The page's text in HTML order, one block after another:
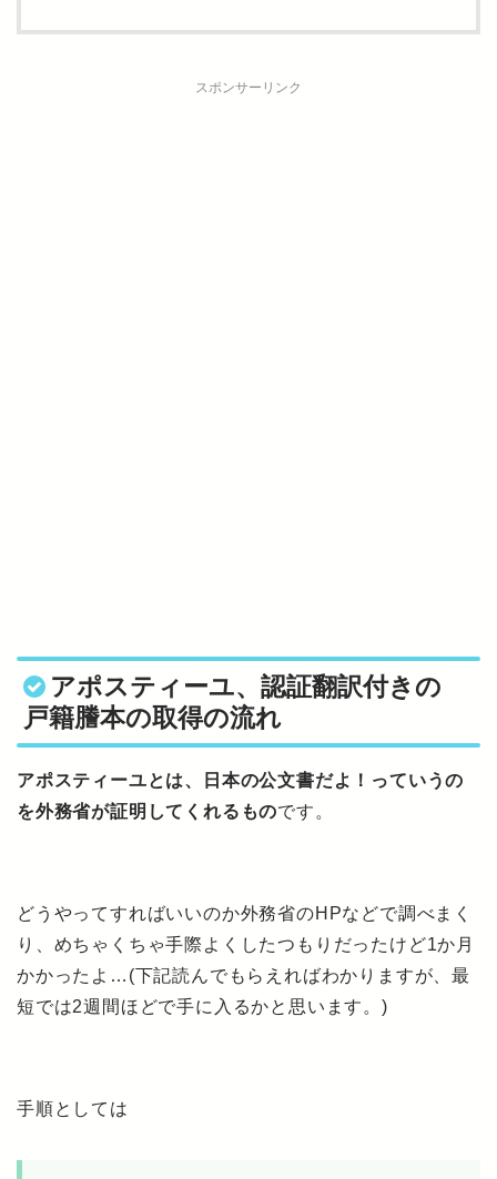
スポンサーリンク
アポスティーユ、認証翻訳付きの
戸籍謄本の取得の流れ
アポスティーユとは、日本の公文書だよ！っていうの
を外務省が証明してくれるものです。
どうやってすればいいのか外務省のHPなどで調べまく
り、めちゃくちゃ手際よくしたつもりだったけど1か月
かかったよ…(下記読んでもらえればわかりますが、最
短では2週間ほどで手に入るかと思います。)
手順としては